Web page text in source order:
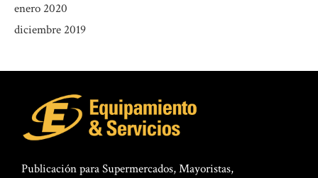
enero 2020
diciembre 2019
Publicación para Supermercados, Mayoristas,